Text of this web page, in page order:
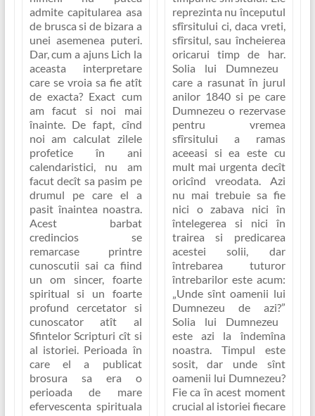
admite capitularea asa
de brusca si de bizara a
unei asemenea puteri.
Dar, cum a ajuns Lich la
aceasta interpretare
care se vroia sa fie atît
de exacta? Exact cum
am facut si noi mai
înainte. De fapt, cînd
noi am calculat zilele
profetice în ani
calendaristici, nu am
facut decît sa pasim pe
drumul pe care el a
pasit înaintea noastra.
Acest barbat
credincios se
remarcase printre
cunoscutii sai ca fiind
un om sincer, foarte
spiritual si un foarte
profund cercetator si
cunoscator atît al
Sfintelor Scripturi cît si
al istoriei. Perioada în
care el a publicat
brosura sa era o
perioada de mare
efervescenta spirituala
reprezinta nu începutul
sfîrsitului ci, daca vreti,
sfîrsitul, sau încheierea
oricarui timp de har.
Solia lui Dumnezeu
care a rasunat în jurul
anilor 1840 si pe care
Dumnezeu o rezervase
pentru vremea
sfîrsitului a ramas
aceeasi si ea este cu
mult mai urgenta decît
oricînd vreodata. Azi
nu mai trebuie sa fie
nici o zabava nici în
întelegerea si nici în
trairea si predicarea
acestei solii, dar
întrebarea tuturor
întrebarilor este acum:
„Unde sînt oamenii lui
Dumnezeu de azi?”
Solia lui Dumnezeu
este azi la îndemîna
noastra. Timpul este
sosit, dar unde sînt
oamenii lui Dumnezeu?
Fie ca în acest moment
crucial al istoriei fiecare